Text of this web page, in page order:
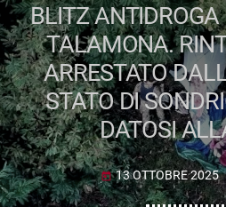
BLITZ ANTIDROGA
TALAMONA.
ARRESTATO
STATO DI
DATOSI
today 13 OTTOBRE 2025